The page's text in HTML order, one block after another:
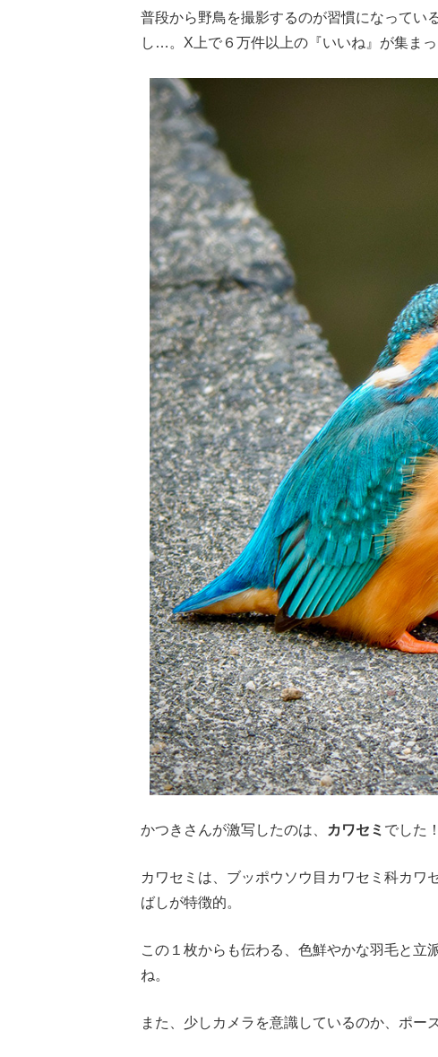
普段から野鳥を撮影するのが習慣になってい
し…。X上で６万件以上の『いいね』が集まっ
かつきさんが激写したのは、 カワセミ でした！
カワセミは、ブッポウソウ目カワセミ科カワ
ばしが特徴的。
この１枚からも伝わる、色鮮やかな羽毛と立
ね。
また、少しカメラを意識しているのか、ポー